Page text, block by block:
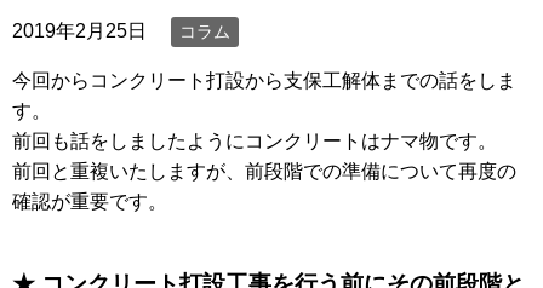
2019年2月25日 コラム
今回からコンクリート打設から支保工解体までの話をしま
す。
前回も話をしましたようにコンクリートはナマ物です。
前回と重複いたしますが、前段階での準備について再度の
確認が重要です。